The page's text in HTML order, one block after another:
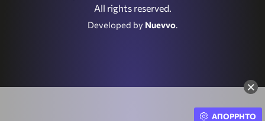
×
All rights reserved.
Developed by Nuevvo.
ΑΠΟΡΡΗΤΟ